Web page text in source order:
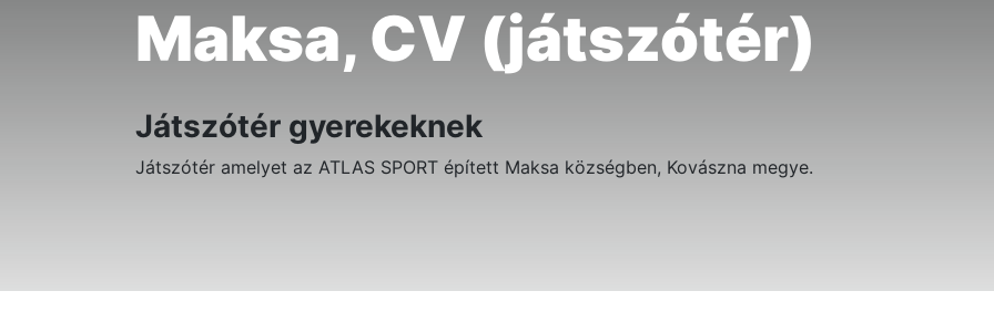
Maksa, CV (játszótér)
Játszótér gyerekeknek
Játszótér amelyet az ATLAS SPORT épített Maksa községben, Kovászna megye.